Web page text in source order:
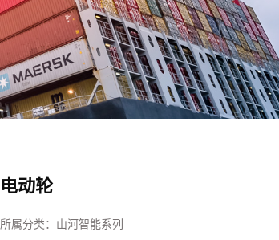
电动轮
所属分类： 山河智能系列